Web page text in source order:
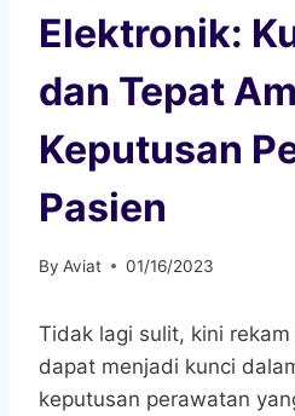
Elektronik:
dan Tepat
Keputusan
Pasien
By Aviat 01/16/2023
Tidak lagi sulit, kini
dapat menjadi kunci
keputusan perawatan